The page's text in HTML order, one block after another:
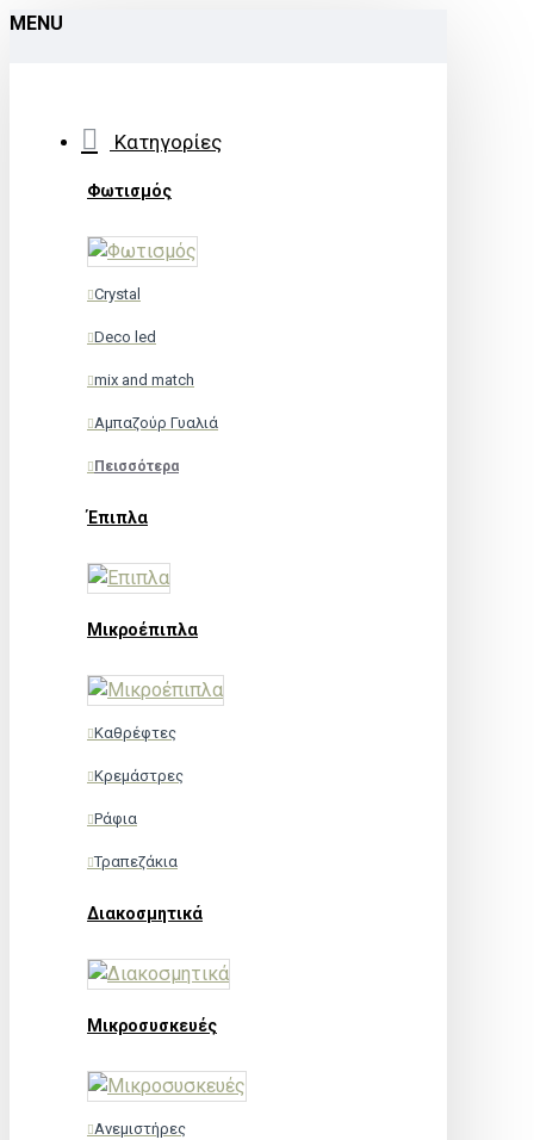
MENU
Κατηγορίες
Φωτισμός
Crystal
Deco led
mix and match
Αμπαζούρ Γυαλιά
Πεισσότερα
Έπιπλα
Μικροέπιπλα
Καθρέφτες
Κρεμάστρες
Ράφια
Τραπεζάκια
Διακοσμητικά
Μικροσυσκευές
Ανεμιστήρες